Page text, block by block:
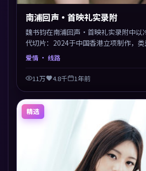
南浦回声·首映礼实录附
魏书钧在南浦回声·首映礼实录附中以
代切片：2024于中国香港立项制作，
叙事交汇于终局，真相与救赎并行，适
的影迷。摄影与配乐高度统一，城市夜
镜像。
爱情 · 线路
11万 4.8千 1年前
精选